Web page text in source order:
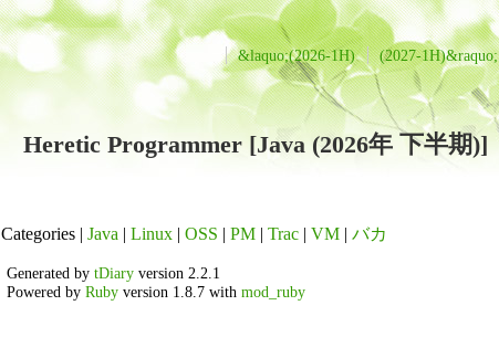
&laquo;(2026-1H) (2027-1H)&raquo;
Heretic Programmer [Java (2026年 下半期)]
Categories | Java | Linux | OSS | PM | Trac | VM | バカ
Generated by tDiary version 2.2.1
Powered by Ruby version 1.8.7 with mod_ruby